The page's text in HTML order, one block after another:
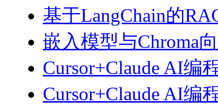
基于LangChain的
嵌入模型与Chroma
Cursor+Claude AI编
Cursor+Claude AI编